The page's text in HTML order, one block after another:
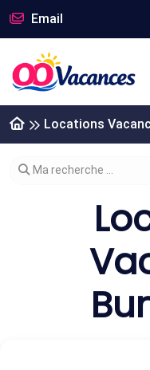
Email
Locations
Modifier votre recherche
Ma recherche ...